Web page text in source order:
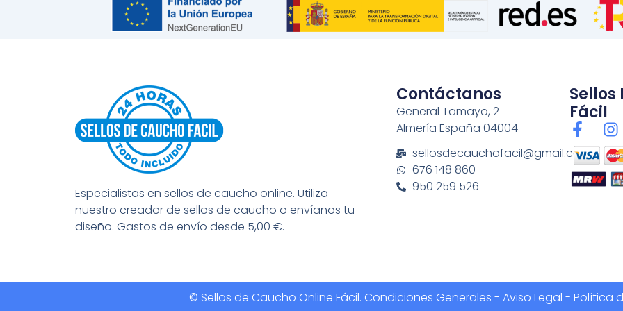
Especialistas en sellos de caucho online. Utiliza
nuestro creador de sellos de caucho o envíanos tu
diseño. Gastos de envío desde 5,00 €.
Contáctanos
General Tamayo, 2
Almería España 04004
sellosdecauchofacil@gmail.com
676 148 860
950 259 526
Sellos
Fácil
F
a
c
e
b
I
n
s
t
a
© Sellos de Caucho Online Fácil. Condiciones Generales - Aviso Legal - Política